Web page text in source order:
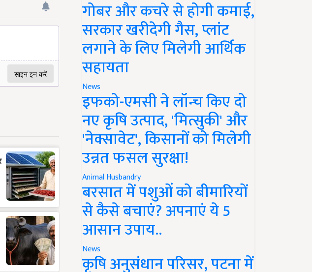
गोबर और कचरे से होगी कमाई,
सरकार खरीदेगी गैस, प्लांट
लगाने के लिए मिलेगी आर्थिक
सहायता
News
इफको-एमसी ने लॉन्च किए दो
नए कृषि उत्पाद, 'मित्सुकी' और
'नेक्सावेट', किसानों को मिलेगी
उन्नत फसल सुरक्षा!
Animal Husbandry
बरसात में पशुओं को बीमारियों
से कैसे बचाएं? अपनाएं ये 5
आसान उपाय..
News
कृषि अनुसंधान परिसर, पटना में